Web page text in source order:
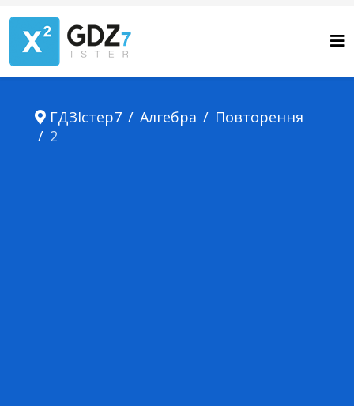
ГДЗІстер7 Алгебра
Повторення
2